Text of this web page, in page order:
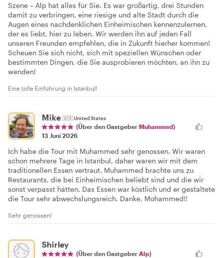
Szene – Alp hat alles für Sie. Es war großartig, drei Stunden
damit zu verbringen, eine riesige und alte Stadt durch die
Augen eines nachdenklichen Einheimischen kennenzulernen,
der es liebt, hier zu leben. Wir werden ihn auf jeden Fall
unseren Freunden empfehlen, die in Zukunft hierher kommen!
Scheuen Sie sich nicht, sich mit speziellen Wünschen oder
bestimmten Dingen, die Sie ausprobieren möchten, an ihn zu
wenden!
Eine tolle Einführung in Istanbul!
Mike 🇺🇸United States
(Über den Gastgeber Muhammed)
13 Juni 2026
Ich habe die Tour mit Muhammed sehr genossen. Wir waren
schon mehrere Tage in Istanbul, daher waren wir mit dem
traditionellen Essen vertraut. Muhammed brachte uns zu
Restaurants, die bei Einheimischen beliebt sind und die wir
sonst verpasst hätten. Das Essen war köstlich und er gestaltete
die Tour sehr abwechslungsreich. Danke, Mohammed!!
Sehr genossen!
Shirley
(Über den Gastgeber Alp)